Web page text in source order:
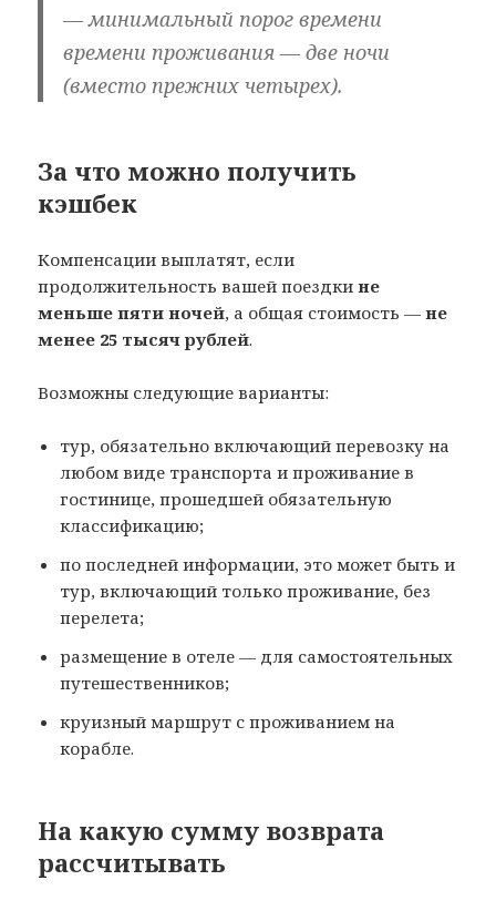
— минимальный порог времени
времени проживания — две ночи
(вместо прежних четырех).
За что можно получить
кэшбек
Компенсации выплатят, если
продолжительность вашей поездкине
меньше пяти ночей, а общая стоимость —не
менее 25 тысяч рублей.
Возможны следующие варианты:
тур, обязательно включающий перевозку на
любом виде транспорта и проживание в
гостинице, прошедшей обязательную
классификацию;
по последней информации, это может быть и
тур, включающий только проживание, без
перелета;
размещение в отеле — для самостоятельных
путешественников;
круизный маршрут с проживанием на
корабле.
На какую сумму возврата
рассчитывать